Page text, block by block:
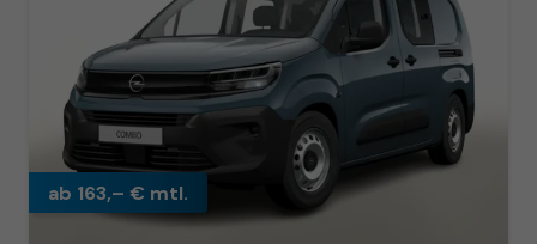
ab 163,– € mtl.